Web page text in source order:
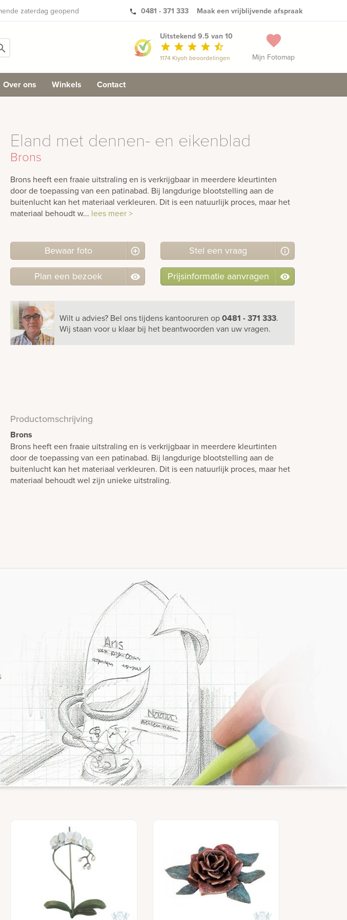
zaterdag geopend phone 0481 - 371 333 Maak een vrijblijvende afspraak
favorite
Mijn Fotomap
Uitstekend 9.5 van 10
star star star star star_half
1174 Kiyoh beoordelingen
Over ons Winkels Contact
Eland met dennen- en eikenblad
Brons
Brons heeft een fraaie uitstraling en is verkrijgbaar in meerdere kleurtinten
door de toepassing van een patinabad. Bij langdurige blootstelling aan de
buitenlucht kan het materiaal verkleuren. Dit is een natuurlijk proces, maar het
materiaal behoudt w... lees meer >
Bewaar foto Stel een vraag
Plan een bezoek Prijsinformatie aanvragen
Wilt u advies? Bel onstijdens kantooruren op0481 - 371 333.
Wij staan voor u klaar bij het beantwoorden van uw vragen.
Productomschrijving
Brons
Brons heeft een fraaie uitstraling en is verkrijgbaar in meerdere kleurtinten
door de toepassing van een patinabad. Bij langdurige blootstelling aan de
buitenlucht kan het materiaal verkleuren. Dit is een natuurlijk proces, maar het
materiaal behoudt wel zijn unieke uitstraling.